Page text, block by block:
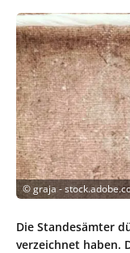
©graja -
Die Standesämter
verzeichnet haben.